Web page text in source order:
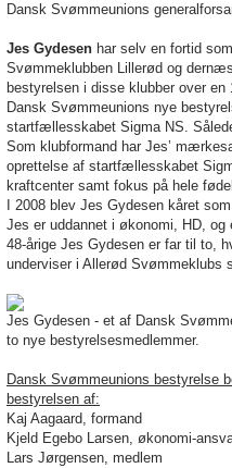
Dansk Svømmeunions
Jes Gydesen har selv en fortid
Svømmeklubben Lillerød og
bestyrelsen i disse klubber over en
Dansk Svømmeunions nye
startfællesskabet Sigma NS.
Som klubformand har Jes’
oprettelse af startfællesskabet
kraftcenter samt fokus på hele
I 2008 blev Jes Gydesen kåret
Jes er uddannet i økonomi, HD,
48-årige Jes Gydesen er far til to,
underviser i Allerød Svømmeklubs
Jes Gydesen - et af Dansk
to nye bestyrelsesmedlemmer.
Dansk Svømmeunions bestyrelse
bestyrelsen af:
Kaj Aagaard, formand
Kjeld Egebo Larsen, økonomi-
Lars Jørgensen, medlem